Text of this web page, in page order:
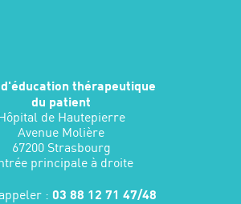
thérapeutique
du patient
de Hautepierre
Avenue Molière
67200 Strasbourg
principale à droite
: 03 88 12 71 47/48